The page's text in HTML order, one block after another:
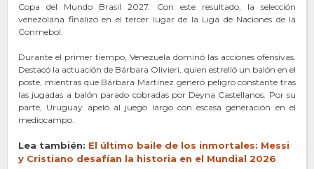
Copa del Mundo Brasil 2027. Con este resultado, la selección
venezolana finalizó en el tercer lugar de la Liga de Naciones de la
Conmebol.
Durante el primer tiempo, Venezuela dominó las acciones ofensivas.
Destacó la actuación de Bárbara Olivieri, quien estrelló un balón en el
poste, mientras que Bárbara Martínez generó peligro constante tras
las jugadas a balón parado cobradas por Deyna Castellanos. Por su
parte, Uruguay apeló al juego largo con escasa generación en el
mediocampo.
Lea también: El último baile de los inmortales: Messi
y Cristiano desafían la historia en el Mundial 2026